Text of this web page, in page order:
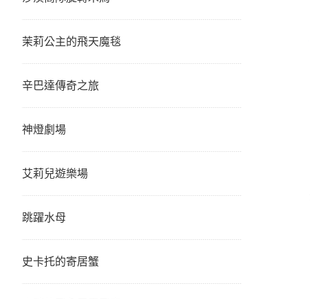
茉莉公主的飛天魔毯
辛巴達傳奇之旅
神燈劇場
艾莉兒遊樂場
跳躍水母
史卡托的寄居蟹